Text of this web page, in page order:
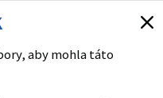
aby mohla táto